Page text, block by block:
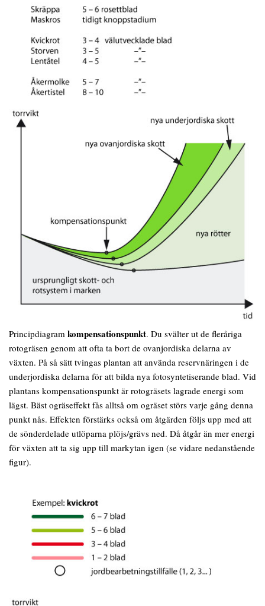
Principdiagram kompensationspunkt. Du svälter ut de fleråriga
rotogräsen genom att ofta ta bort de ovanjordiska delarna av
växten. På så sätt tvingas plantan att använda reservnäringen i de
underjordiska delarna för att bilda nya fotosyntetiserande blad. Vid
plantans kompensationspunkt är rotogräsets lagrade energi som
lägst. Bäst ogräseffekt fås alltså om ogräset störs varje gång denna
punkt nås. Effekten förstärks också om åtgärden följs upp med att
de sönderdelade utlöparna plöjs/grävs ned. Då åtgår än mer energi
för växten att ta sig upp till markytan igen (se vidare nedanstående
figur).